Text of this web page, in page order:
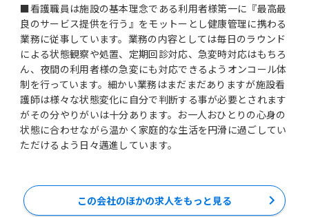
■看護職員は施設の基本理念である利用者様第一に『最高最
良のサービス提供を行う』をモットーとし健康管理に携わる
業務に従事しています。業務の内容としては毎日のラウンド
による状態観察や処置、定期回診対応、急変時対応はもちろ
ん、夜間の利用者様の急変にも対応できるようオンコール体
制を行っています。細かい業務はまだまだありますが施設看
護師は様々な状態変化に自分で判断する事が必要とされます
がその分やりがいは十分あります。お一人おひとりの心身の
状態に合わせながら温かく家庭的な生活を円滑に過ごしてい
ただけるよう日々邁進しています。
この会社のほかの求人をもっと見る